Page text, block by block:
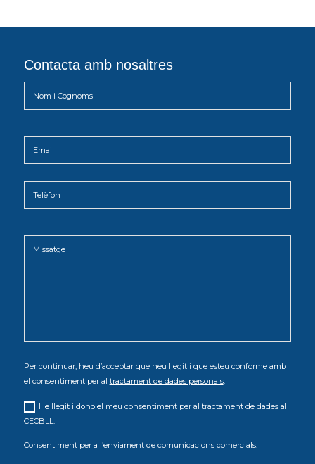
Contacta amb nosaltres
Per continuar, heu d’acceptar que heu llegit i que esteu conforme amb
el consentiment per al tractament de dades personals.
He llegit i dono el meu consentiment per al tractament de dades al
CECBLL.
Consentiment per a l’enviament de comunicacions comercials.